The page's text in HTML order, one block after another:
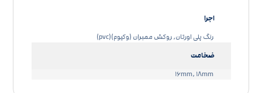
اجرا
رنگ پلی اورتان, روکش ممبران (وکیوم)(pvc)
ضخامت
۱۶mm, ۱۸mm